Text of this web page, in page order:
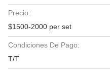
Precio:
$1500-2000 per set
Condiciones De Pago:
T/T